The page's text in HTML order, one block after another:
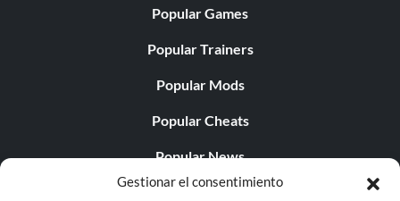
Gestionar el consentimiento
Popular Games
Popular Trainers
Popular Mods
Popular Cheats
Popular News
Popular Editorials